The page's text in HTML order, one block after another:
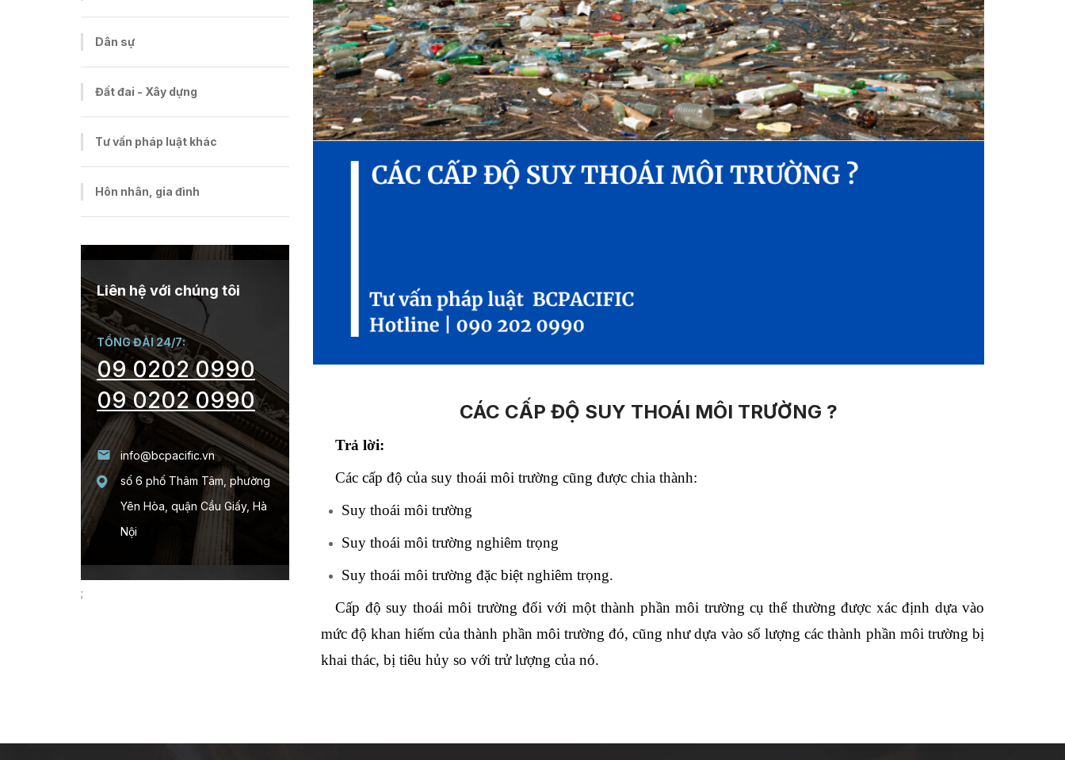
Dân sự
Đất đai - Xây dựng
Tư vấn pháp luật khác
Hôn nhân, gia đình
Liên hệ với chúng tôi
TỔNG ĐÀI 24/7:
09 0202 0990
09 0202 0990
info@bcpacific.vn
số 6 phố Thâm Tâm, phường
Yên Hòa, quận Cầu Giấy, Hà
Nội
;
CÁC CẤP ĐỘ SUY THOÁI MÔI TRƯỜNG ?
Trả lời:
Các cấp độ của suy thoái môi trường cũng được chia thành:
Suy thoái môi trường
Suy thoái môi trường nghiêm trọng
Suy thoái môi trường đặc biệt nghiêm trọng.
Cấp độ suy thoái môi trường đối với một thành phần môi trường cụ thể thường được xác định dựa vào
mức độ khan hiếm của thành phần môi trường đó, cũng như dựa vào số lượng các thành phần môi trường bị
khai thác, bị tiêu hủy so với trử lượng của nó.